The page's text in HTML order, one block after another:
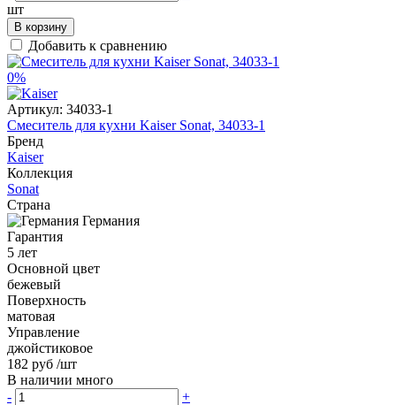
шт
В корзину
Добавить к сравнению
0%
Артикул: 34033-1
Смеситель для кухни Kaiser Sonat, 34033-1
Бренд
Kaiser
Коллекция
Sonat
Страна
Германия
Гарантия
5 лет
Основной цвет
бежевый
Поверхность
матовая
Управление
джойстиковое
182 руб /шт
В наличии много
-
+